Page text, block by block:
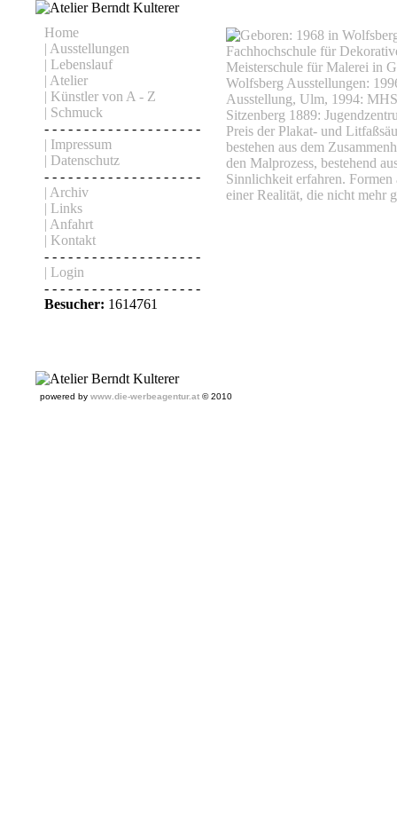
Home
| Ausstellungen
| Lebenslauf
| Atelier
| Künstler von A - Z
| Schmuck
- - - - - - - - - - - - - - - - - - - -
| Impressum
| Datenschutz
- - - - - - - - - - - - - - - - - - - -
| Archiv
| Links
| Anfahrt
| Kontakt
- - - - - - - - - - - - - - - - - - - -
| Login
- - - - - - - - - - - - - - - - - - - -
Besucher: 1614761
powered by www.die-werbeagentur.at © 2010